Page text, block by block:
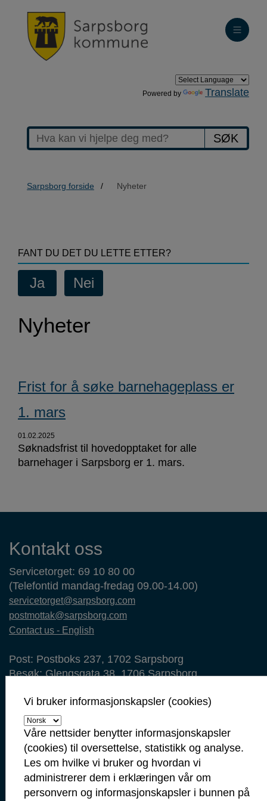
Powered by Translate
SØK
Sarpsborg forside Nyheter
FANT DU DET DU LETTE ETTER?
Nyheter
Frist for å søke barnehageplass er
1. mars
01.02.2025
Søknadsfrist til hovedopptaket for alle
barnehager i Sarpsborg er 1. mars.
Kontaktinformasjon
Kontakt oss
Servicetorget: 69 10 80 00
(Telefontid mandag-fredag 09.00-14.00)
servicetorget@sarpsborg.com
postmottak@sarpsborg.com
Contact us - English
Post: Postboks 237, 1702 Sarpsborg
Besøk: Glengsgata 38, 1706 Sarpsborg
Org.nr: 938 801 363
Kommunenummer: 3105
Min side
Ansattportal
Vakt- og nødtelefoner
Vi bruker informasjonskapsler (cookies)
Våre nettsider benytter informasjonskapsler
(cookies) til oversettelse, statistikk og analyse.
Les om hvilke vi bruker og hvordan vi
administrerer dem i erklæringen vår om
personvern og informasjonskapsler i bunnen på